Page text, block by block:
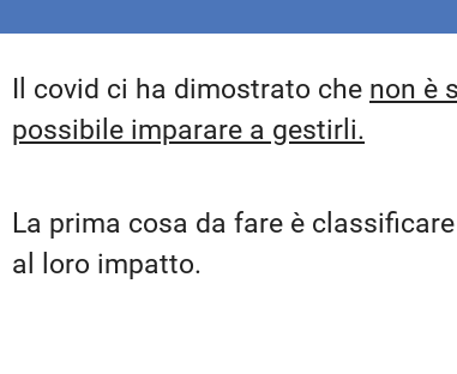
Il covid ci ha dimostrato che non è
possibile imparare a gestirli.
La prima cosa da fare è
al loro impatto.